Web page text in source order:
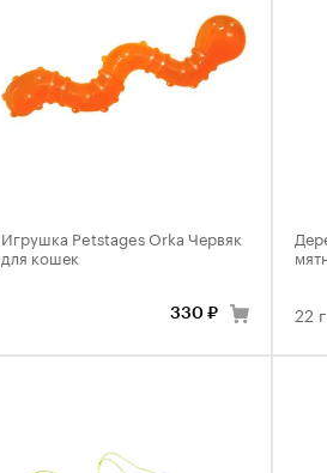
Игрушка Petstages Orka Червяк
для кошек
330 ₽ 22 г